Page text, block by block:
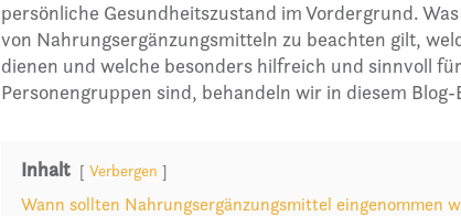
persönliche Gesundheitszustand im Vordergrund.
von Nahrungsergänzungsmitteln zu beachten gilt,
dienen und welche besonders hilfreich und sinnvoll
Personengruppen sind, behandeln wir in diesem Blog-
Inhalt Verbergen
Wann sollten Nahrungsergänzungsmittel eingenommen